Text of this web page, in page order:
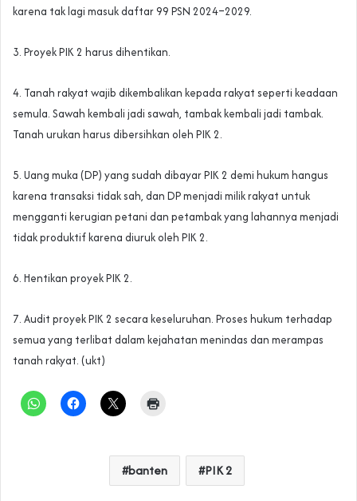
karena tak lagi masuk daftar 99 PSN 2024–2029.
3. Proyek PIK 2 harus dihentikan.
4. Tanah rakyat wajib dikembalikan kepada rakyat seperti keadaan
semula. Sawah kembali jadi sawah, tambak kembali jadi tambak.
Tanah urukan harus dibersihkan oleh PIK 2.
5. Uang muka (DP) yang sudah dibayar PIK 2 demi hukum hangus
karena transaksi tidak sah, dan DP menjadi milik rakyat untuk
mengganti kerugian petani dan petambak yang lahannya menjadi
tidak produktif karena diuruk oleh PIK 2.
6. Hentikan proyek PIK 2.
7. Audit proyek PIK 2 secara keseluruhan. Proses hukum terhadap
semua yang terlibat dalam kejahatan menindas dan merampas
tanah rakyat. (ukt)
banten PIK 2